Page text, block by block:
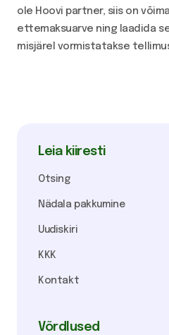
ole Hoovi partner, siis on
ettemaksuarve ning laadida
misjärel vormistatakse
Leia kiiresti
Otsing
Nädala pakkumine
Uudiskiri
KKK
Kontakt
Võrdlused